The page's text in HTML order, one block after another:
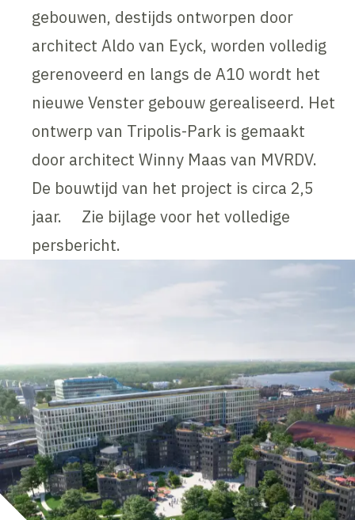
gebouwen, destijds ontworpen door
architect Aldo van Eyck, worden volledig
gerenoveerd en langs de A10 wordt het
nieuwe Venster gebouw gerealiseerd. Het
ontwerp van Tripolis-Park is gemaakt
door architect Winny Maas van MVRDV.
De bouwtijd van het project is circa 2,5
jaar. Zie bijlage voor het volledige
persbericht.